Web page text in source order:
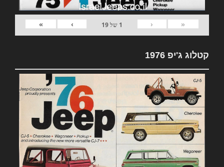
«
‹
1 של19
›
»
קטלוג ג'יפ 1976